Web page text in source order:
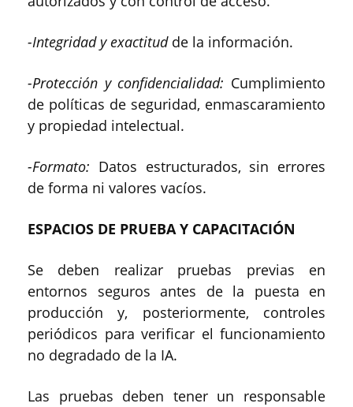
-Integridad y exactitudde la información.
-Protección y confidencialidad: Cumplimiento
de políticas de seguridad, enmascaramiento
y propiedad intelectual.
-Formato: Datos estructurados, sin errores
de forma ni valores vacíos.
ESPACIOS DE PRUEBA Y CAPACITACIÓN
Se deben realizar pruebas previas en
entornos seguros antes de la puesta en
producción y, posteriormente, controles
periódicos para verificar el funcionamiento
no degradado de la IA.
Las pruebas deben tener un responsable